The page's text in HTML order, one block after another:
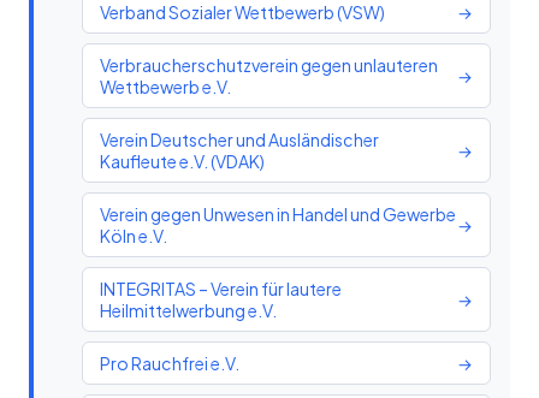
Verband Sozialer Wettbewerb (VSW) →
Verbraucherschutzverein gegen unlauteren
Wettbewerb e.V.
→
Verein Deutscher und Ausländischer
Kaufleute e.V. (VDAK)
→
Verein gegen Unwesen in Handel und Gewerbe
Köln e.V.
→
INTEGRITAS – Verein für lautere
Heilmittelwerbung e.V.
→
Pro Rauchfrei e.V. →